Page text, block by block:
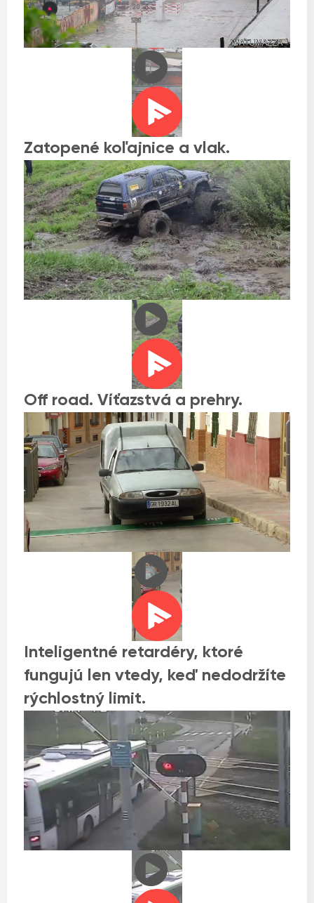
Zatopené koľajnice a vlak.
Off road. Víťazstvá a prehry.
Inteligentné retardéry, ktoré
fungujú len vtedy, keď nedodržíte
rýchlostný limit.